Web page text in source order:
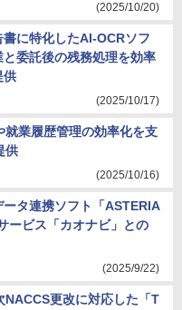
(2025/10/20)
に特化したAI-OCRソフ
委託後の残務処理を効率
供
(2025/10/17)
就業履歴管理の効率化を支
供
(2025/10/16)
タ連携ソフト「ASTERIA
ービス「カオナビ」との
(2025/9/22)
NACCS更改に対応した「T